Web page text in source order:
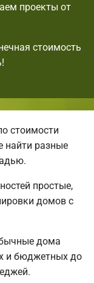
проекты от
стоимость
стоимости
найти разные
простые,
домов с
дома
и бюджетных до